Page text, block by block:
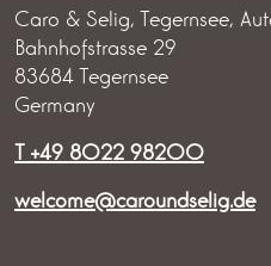
Caro & Selig, Tegernsee,
Bahnhofstrasse 29
83684 Tegernsee
Germany
T +49 8022 98200
welcome@caroundselig.de